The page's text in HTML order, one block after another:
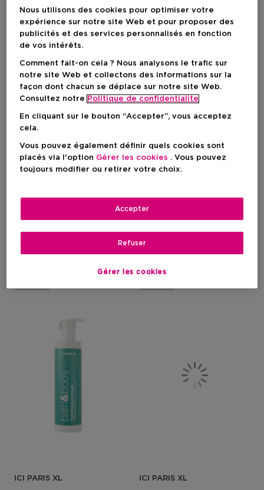
Nouveau
13,90 €
ICI PARIS XL ICI PARIS XL
Nous utilisons des cookies pour optimiser votre
expérience sur notre site Web et pour proposer des
publicités et des services personnalisés en fonction
de vos intérêts.
Comment fait-on cela ? Nous analysons le trafic sur
notre site Web et collectons des informations sur la
façon dont chacun se déplace sur notre site Web.
Consultez notre Politique de confidentialite
En cliquant sur le bouton “Accepter”, vous acceptez
cela.
Vous pouvez également définir quels cookies sont
placés via l'option Gérer les cookies . Vous pouvez
toujours modifier ou retirer votre choix.
Gérer les cookies
Refuser
Accepter